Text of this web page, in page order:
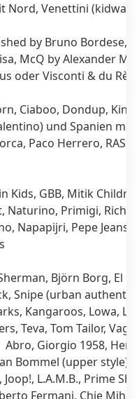
Nord, Venettini
by Bruno Bordese,
McQ by Alexander Mc
oder Visconti & du
Ciaboo, Dondup,
und Spanien mit
Paco Herrero, RAS
Kids, GBB, Mitik
Naturino, Primigi,
Napapijri, Pepe Jeans,
Björn Borg, El
Snipe (urban
Kangaroos, Lowa,
Teva, Tom Tailor,
Abro, Giorgio 1958,
Bommel (upper style),
L.A.M.B., Prime
Fermani, Chie